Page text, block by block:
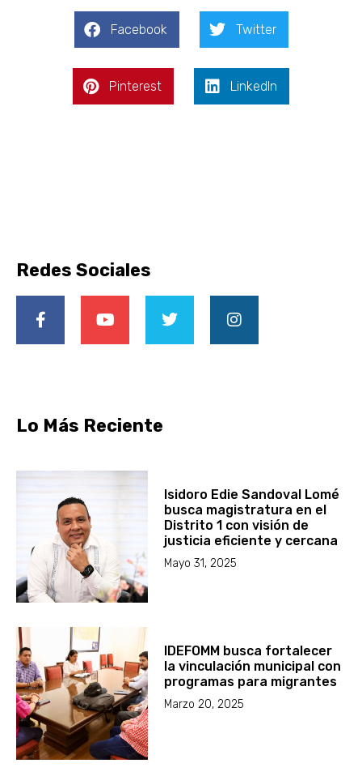
Facebook Twitter
Pinterest LinkedIn
Redes Sociales
Lo Más Reciente
Isidoro Edie Sandoval Lomé
busca magistratura en el
Distrito 1 con visión de
justicia eficiente y cercana
Mayo 31, 2025
IDEFOMM busca fortalecer
la vinculación municipal con
programas para migrantes
Marzo 20, 2025